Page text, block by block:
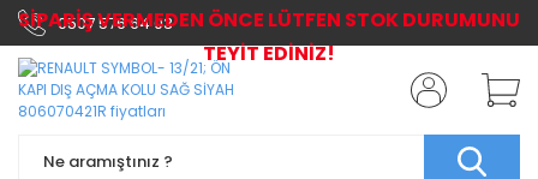
0507 576 64 03
SİPARİŞ VERMEDEN ÖNCE LÜTFEN STOK DURUMUNU
TEYİT EDİNİZ!